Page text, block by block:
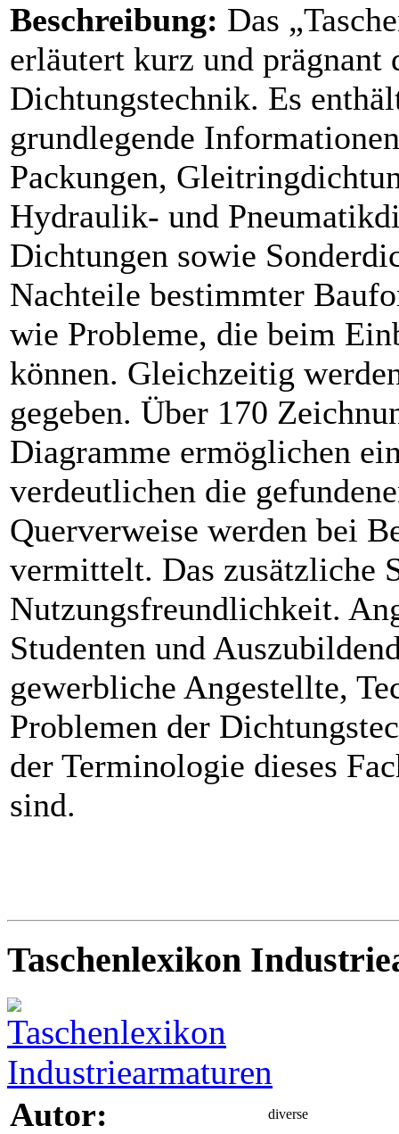
Beschreibung: Das
erläutert kurz und
Dichtungstechnik. Es
grundlegende
Packungen,
Hydraulik- und
Dichtungen sowie
Nachteile bestimmter
wie Probleme, die beim
können. Gleichzeitig
gegeben. Über 170
Diagramme ermöglichen
verdeutlichen die
Querverweise werden bei
vermittelt. Das zusätzliche
Nutzungsfreundlichkeit.
Studenten und
gewerbliche Angestellte,
Problemen der
der Terminologie dieses
sind.
Taschenlexikon
Autor: diverse